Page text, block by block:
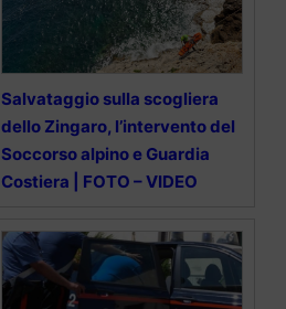
Salvataggio sulla scogliera
dello Zingaro, l’intervento del
Soccorso alpino e Guardia
Costiera | FOTO – VIDEO